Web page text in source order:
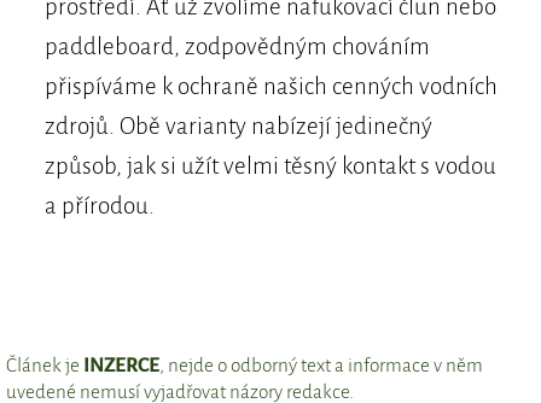
prostředí. Ať už zvolíme nafukovací člun nebo
paddleboard, zodpovědným chováním
přispíváme k ochraně našich cenných vodních
zdrojů. Obě varianty nabízejí jedinečný
způsob, jak si užít velmi těsný kontakt s vodou
a přírodou.
Článek je INZERCE , nejde o odborný text a informace v něm
uvedené nemusí vyjadřovat názory redakce.